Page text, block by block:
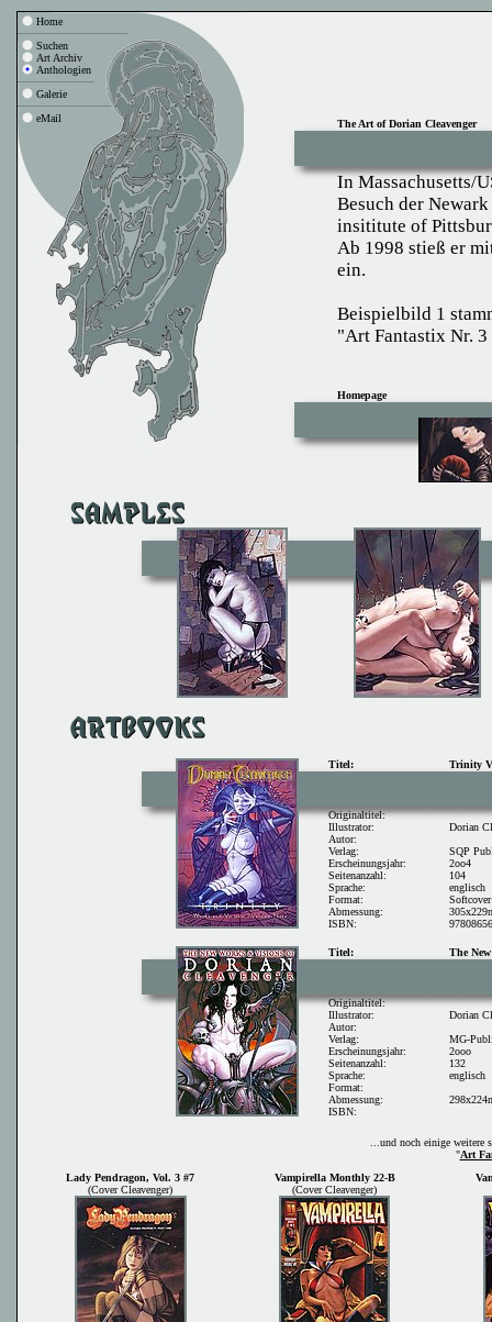
Home
Suchen
Art Archiv
Anthologien
Galerie
eMail
The Art of Dorian Cleavenger
In Massachusetts/
Besuch der
insititute of
Ab 1998 stieß er
ein.
Beispielbild 1
"Art Fantastix Nr.
Homepage
Titel: Trinity
Originaltitel:
Illustrator:
Autor:
Verlag:
Erscheinungsjahr:
Seitenanzahl:
Sprache:
Format:
Abmessung:
ISBN:
Dorian
SQP
2oo4
104
englisch
Softcover
Titel: The
Originaltitel:
Illustrator:
Autor:
Verlag:
Erscheinungsjahr:
Seitenanzahl:
Sprache:
Format:
Abmessung:
ISBN:
Dorian
MG-
2ooo
132
englisch
...und noch einige weitere
"Art
Lady Pendragon, Vol. 3 #7
(Cover Cleavenger)
Vampirella Monthly 22-B
(Cover Cleavenger)